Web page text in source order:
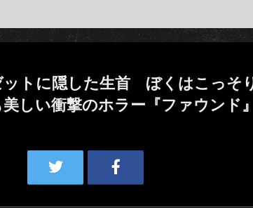
ットに隠した生首 ぼくはこっそ
い衝撃のホラー『ファウンド』